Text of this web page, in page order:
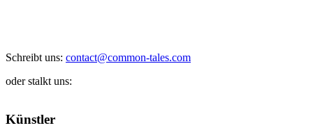
Schreibt uns: contact@common-tales.com
oder stalkt uns:
Künstler